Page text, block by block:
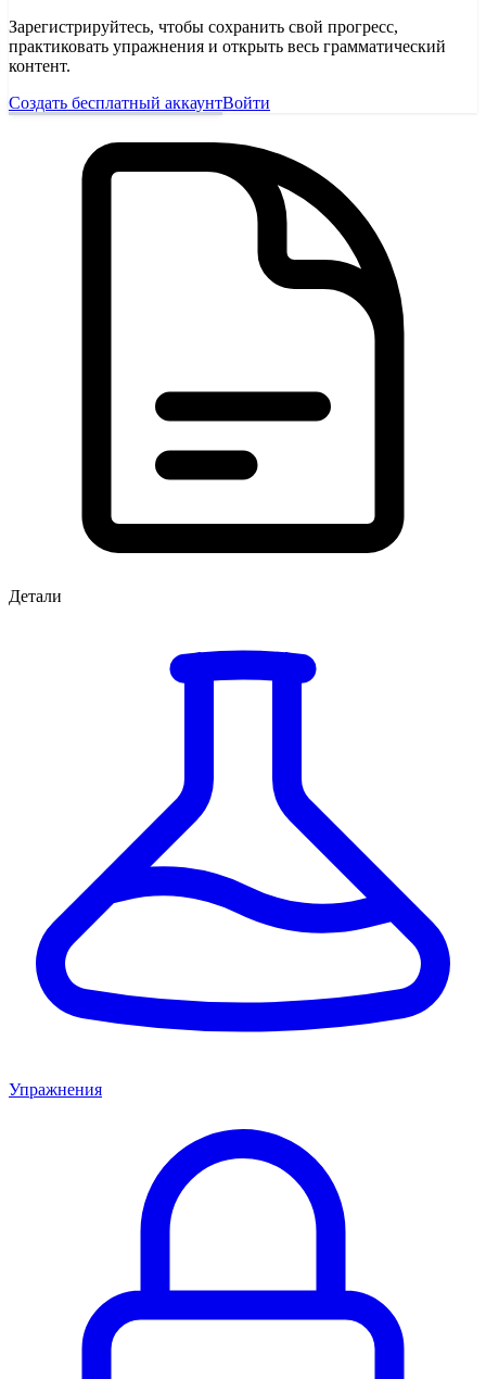
Зарегистрируйтесь, чтобы сохранить свой прогресс,
практиковать упражнения и открыть весь грамматический
контент.
Создать бесплатный аккаунтВойти
Детали
Упражнения